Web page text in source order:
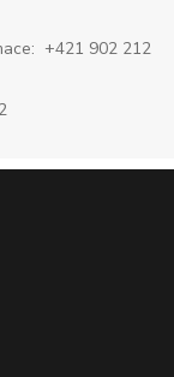
+421 902 212